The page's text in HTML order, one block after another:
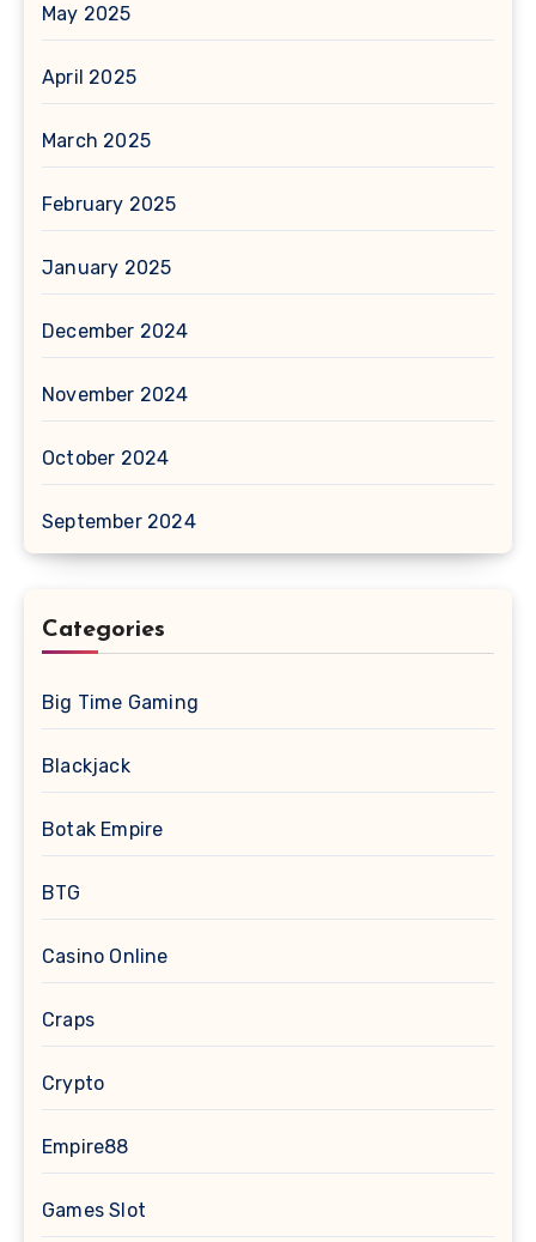
May 2025
April 2025
March 2025
February 2025
January 2025
December 2024
November 2024
October 2024
September 2024
Categories
Big Time Gaming
Blackjack
Botak Empire
BTG
Casino Online
Craps
Crypto
Empire88
Games Slot